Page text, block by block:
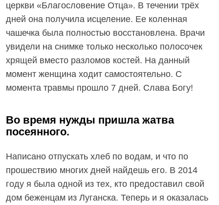
церкви «Благословение Отца». В течении трёх
дней она получила исцеление. Ее коленная
чашечка была полностью восстановлена. Врачи
увидели на снимке только несколько полосочек
хрящей вместо разломов костей. На данный
момент женщина ходит самостоятельно. С
момента травмы прошло 7 дней. Слава Богу!
Во время нужды пришла жатва
посеянного.
Написано отпускать хлеб по водам, и что по
прошествию многих дней найдешь его. В 2014
году я была одной из тех, кто предоставил свой
дом беженцам из Луганска. Теперь и я оказалась